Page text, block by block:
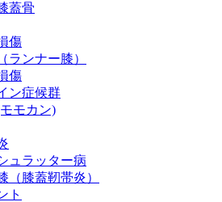
蓋骨
傷
ランナー膝）
傷
ン症候群
モカン)
ュラッター病
（膝蓋靭帯炎）
ト